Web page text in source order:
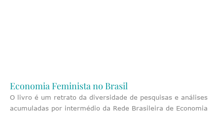
Economia Feminista no Brasil
O livro é um retrato da diversidade de pesquisas e análises
acumuladas por intermédio da Rede Brasileira de Economia